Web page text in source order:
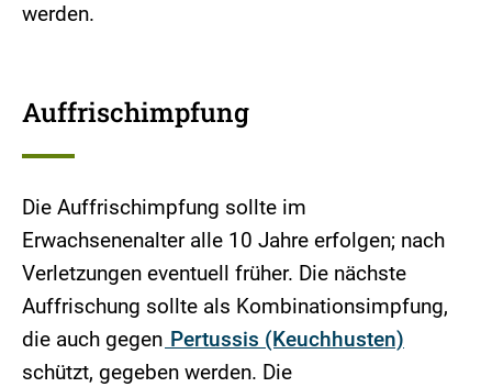
werden.
Auffrischimpfung
Die Auffrischimpfung sollte im
Erwachsenenalter alle 10 Jahre erfolgen; nach
Verletzungen eventuell früher. Die nächste
Auffrischung sollte als Kombinationsimpfung,
die auch gegen Pertussis (Keuchhusten)
schützt, gegeben werden. Die